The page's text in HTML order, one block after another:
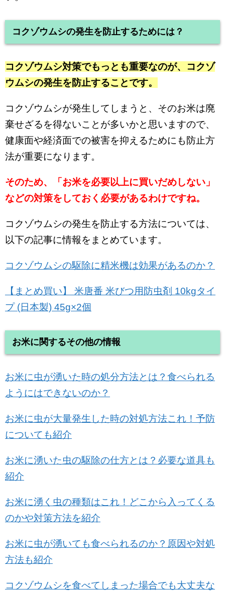
コクゾウムシの発生を防止するためには？
コクゾウムシ対策でもっとも重要なのが、コクゾ
ウムシの発生を防止することです。
コクゾウムシが発生してしまうと、そのお米は廃
棄せざるを得ないことが多いかと思いますので、
健康面や経済面での被害を抑えるためにも防止方
法が重要になります。
そのため、「お米を必要以上に買いだめしない」
などの対策をしておく必要があるわけですね。
コクゾウムシの発生を防止する方法については、
以下の記事に情報をまとめています。
コクゾウムシの駆除に精米機は効果があるのか？
【まとめ買い】 米唐番 米びつ用防虫剤 10kgタイ
プ (日本製) 45g×2個
お米に関するその他の情報
お米に虫が湧いた時の処分方法とは？食べられる
ようにはできないのか？
お米に虫が大量発生した時の対処方法これ！予防
についても紹介
お米に湧いた虫の駆除の仕方とは？必要な道具も
紹介
お米に湧く虫の種類はこれ！どこから入ってくる
のかや対策方法を紹介
お米に虫が湧いても食べられるのか？原因や対処
方法も紹介
コクゾウムシを食べてしまった場合でも大丈夫な